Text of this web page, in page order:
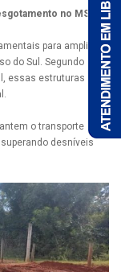
no MS
para ampliar a
do Sul. Segundo
essas estruturas
o transporte
desníveis